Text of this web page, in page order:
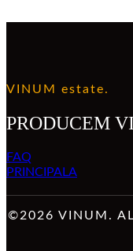
VINUM estate.
PRODUCEM
FAQ
PRINCIPALA
©2026 VINUM.